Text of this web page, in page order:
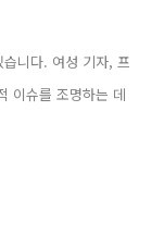
니다. 여성 기자, 프
이슈를 조명하는 데